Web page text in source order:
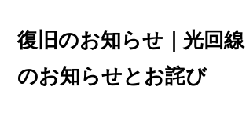
復旧のお知らせ｜光回
のお知らせとお詫び